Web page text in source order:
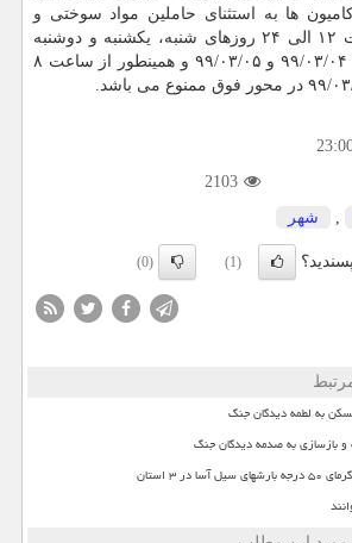
ها به استثنای حاملین مواد سوختی و
فاسد شدنی از ساعت ۱۲ الی ۲۴ روزهای شنبه، یکشنبه و دوشنبه
مورخ های ۹۹/۰۳/۰۳، ۹۹/۰۳/۰۴ و ۹۹/۰۳/۰۵ و همینطور از ساعت ۸
2103
شهر
(1)
(0)
به لطمه دیدگان جنگ
و بازسازی به صدمه دیدگان جنگ
۳ استان